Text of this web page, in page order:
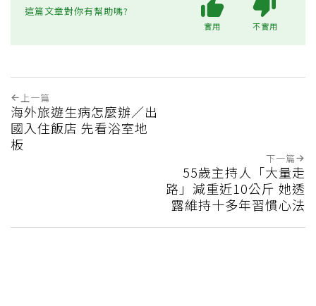
這篇文章對你有幫助嗎?
實用 不實用
上一篇
海外旅遊生病怎麼辦／出
國入住飯店 先看浴室地
板
下一篇
55歲主持人「大量走
路」減重近10公斤 她透
露維持十多年習慣心法